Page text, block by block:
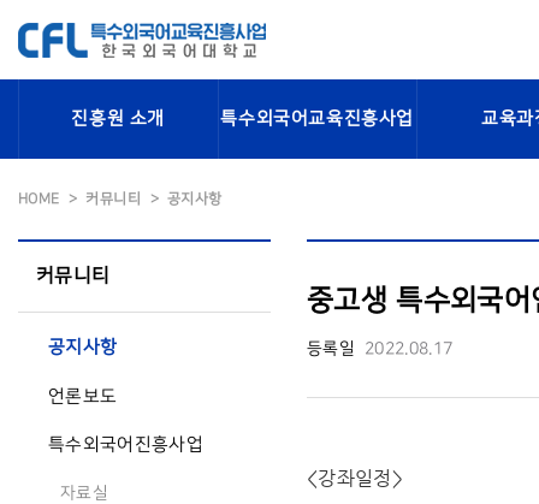
진흥원 소개 특수외국어교육진흥사업 교육과
HOME 커뮤니티 공지사항
커뮤니티
공지사항
언론보도
특수외국어진흥사업
자료실
중고생 특수외국
등록일 2022.08.17
<강좌일정>